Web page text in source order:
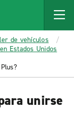
de vehículos
Estados Unidos
unirse